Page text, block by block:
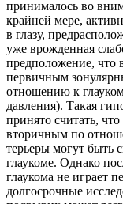
принималось во
крайней мере,
в глазу,
уже врожденная
предположение, что
первичным
отношению к
давления). Такая
принято считать,
вторичным по
терьеры могут быть
глаукоме. Однако
глаукома не играет
долгосрочные